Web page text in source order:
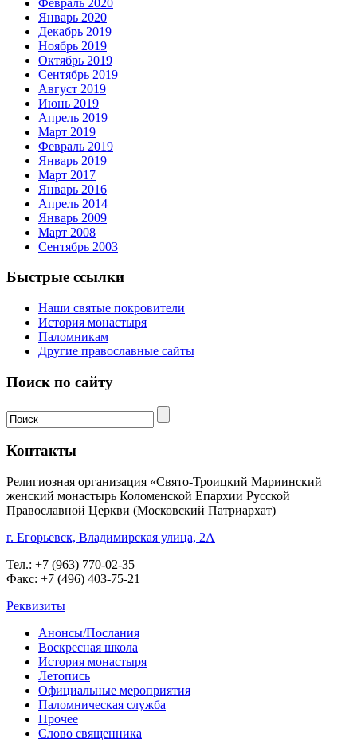
Январь 2020
Декабрь 2019
Ноябрь 2019
Октябрь 2019
Сентябрь 2019
Август 2019
Июнь 2019
Апрель 2019
Март 2019
Февраль 2019
Январь 2019
Март 2017
Январь 2016
Апрель 2014
Январь 2009
Март 2008
Сентябрь 2003
Быстрые ссылки
Наши святые покровители
История монастыря
Паломникам
Другие православные сайты
Поиск по сайту
Контакты
Религиозная организация «Свято-Троицкий Мариинский
женский монастырь Коломенской Епархии Русской
Православной Церкви (Московский Патриархат)
г. Егорьевск, Владимирская улица, 2А
Тел.: +7 (963) 770-02-35
Факс: +7 (496) 403-75-21
Реквизиты
Анонсы/Послания
Воскресная школа
История монастыря
Летопись
Официальные мероприятия
Паломническая служба
Прочее
Слово священника